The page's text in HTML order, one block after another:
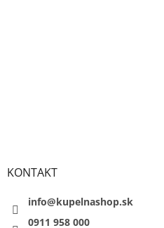
KONTAKT
info@kupelnashop.sk
0911 958 000